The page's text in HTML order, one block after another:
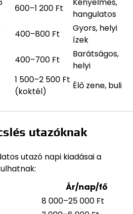
600–1 200 Ft
hangulatos
400–800 Ft
Gyors, helyi
ízek
400–700 Ft
Barátságos,
helyi
1 500–2 500 Ft
(koktél)
Élő zene, buli
utazóknak
utazó napi kiadásai a
Ár/nap/fő
8 000–25 000 Ft